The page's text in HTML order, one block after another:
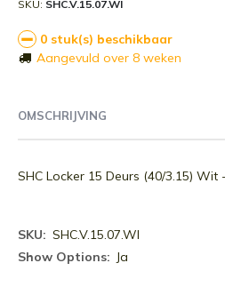
SKU SHC.V.15.07.WI
0 stuk(s) beschikbaar
Aangevuld over 8 weken
OMSCHRIJVING
SHC Locker 15 Deurs (40/3.15) Wit
Meer
informatie
SHC.V.15.07.WI
Ja